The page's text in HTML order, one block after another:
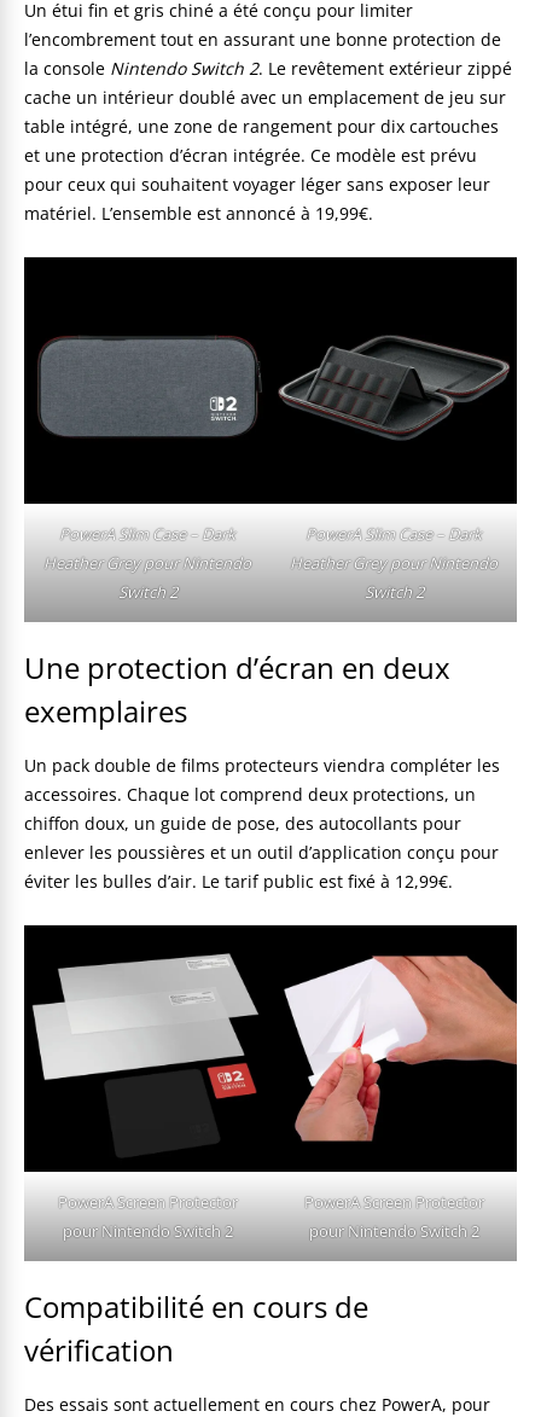
Un étui fin et gris chiné a été conçu pour limiter
l’encombrement tout en assurant une bonne protection de
la console Nintendo Switch 2. Le revêtement extérieur zippé
cache un intérieur doublé avec un emplacement de jeu sur
table intégré, une zone de rangement pour dix cartouches
et une protection d’écran intégrée. Ce modèle est prévu
pour ceux qui souhaitent voyager léger sans exposer leur
matériel. L’ensemble est annoncé à 19,99€.
PowerA Slim Case – Dark
Heather Grey pour Nintendo
Switch 2
PowerA Slim Case – Dark
Heather Grey pour Nintendo
Switch 2
Une protection d’écran en deux
exemplaires
Un pack double de films protecteurs viendra compléter les
accessoires. Chaque lot comprend deux protections, un
chiffon doux, un guide de pose, des autocollants pour
enlever les poussières et un outil d’application conçu pour
éviter les bulles d’air. Le tarif public est fixé à 12,99€.
PowerA Screen Protector
pour Nintendo Switch 2
PowerA Screen Protector
pour Nintendo Switch 2
Compatibilité en cours de
vérification
Des essais sont actuellement en cours chez PowerA, pour